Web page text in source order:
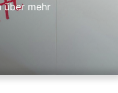
über mehr